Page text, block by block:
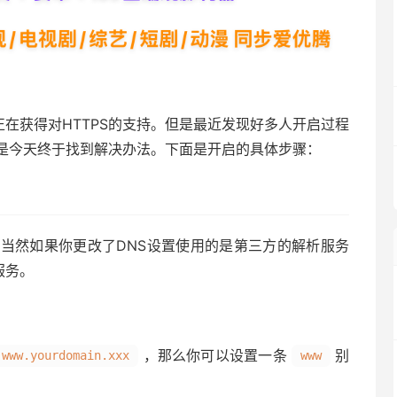
获得对HTTPS的支持。但是最近发现好多人开启过程
天终于找到解决办法。下面是开启的具体步骤：
然如果你更改了DNS设置使用的是第三方的解析服务
。
www.yourdomain.xxx ，那么你可以设置一条 www 别